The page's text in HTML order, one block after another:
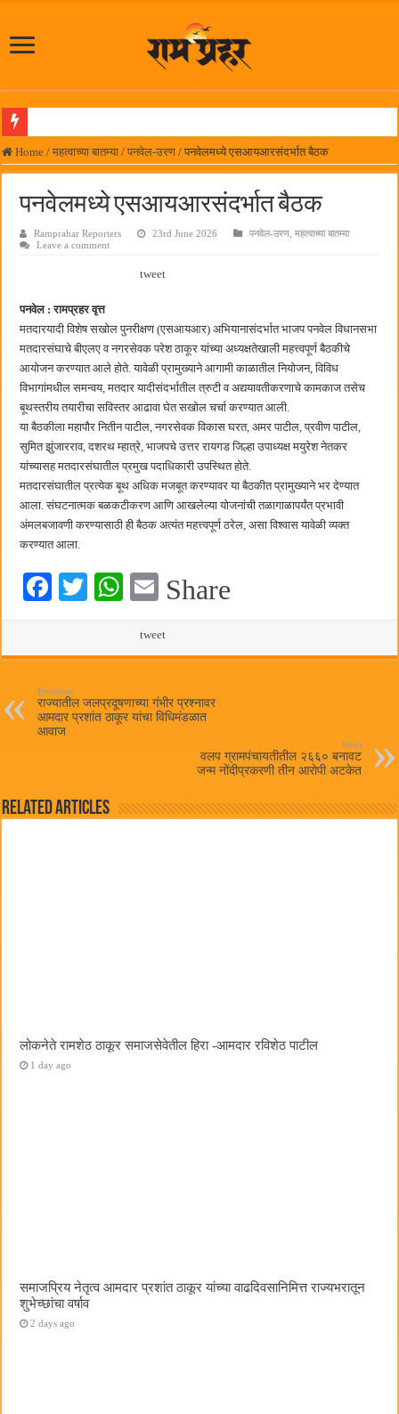
लोकनेते रामशेठ ठाकूर समाजसेवेतील हिरा -आमदार रविशेठ पाटील
पनवेलमध्ये ८ ऑगस्टला महारोजगार मेळावा
सर्वात मोठ्या दिवाळी अंक स्पर्धेचा निकाल जाहीर
हर घर तिरंगा अभियानासंदर्भात पनवेलमध्ये बैठक
कामोठे येथे समाजोपयोगी वस्तूंच्या वाटपाचा उपक्रम
छत्रपती शिवाजी महाराज महाराजस्व समाधान शिबिरास पनवेलमध्ये उत्स्फूर्त प्रतिसाद
बाल्मर लॉरी आणि शेल इंडियातील कंत्राटी कामगारांना भरघोस पगारवाढ
Home / महत्वाच्या बातम्या / पनवेल-उरण / पनवेलमध्ये एसआयआरसंदर्भात बैठक
पनवेलमध्ये एसआयआरसंदर्भात बैठक
Ramprahar Reporters 23rd June 2026 पनवेल-उरण ,महत्वाच्या बातम्या
Leave a comment
tweet
पनवेल : रामप्रहर वृत्त
मतदारयादी विशेष सखोल पुनरीक्षण (एसआयआर) अभियानासंदर्भात भाजप पनवेल विधानसभा
मतदारसंघाचे बीएलए व नगरसेवक परेश ठाकूर यांच्या अध्यक्षतेखाली महत्त्वपूर्ण बैठकीचे
आयोजन करण्यात आले होते. यावेळी प्रामुख्याने आगामी काळातील नियोजन, विविध
विभागांमधील समन्वय, मतदार यादीसंदर्भातील त्रुटी व अद्ययावतीकरणाचे कामकाज तसेच
बूथस्तरीय तयारीचा सविस्तर आढावा घेत सखोल चर्चा करण्यात आली.
या बैठकीला महापौर नितीन पाटील, नगरसेवक विकास घरत, अमर पाटील, प्रवीण पाटील,
सुमित झुंजारराव, दशरथ म्हात्रे, भाजपचे उत्तर रायगड जिल्हा उपाध्यक्ष मयुरेश नेतकर
यांच्यासह मतदारसंघातील प्रमुख पदाधिकारी उपस्थित होते.
मतदारसंघातील प्रत्येक बूथ अधिक मजबूत करण्यावर या बैठकीत प्रामुख्याने भर देण्यात
आला. संघटनात्मक बळकटीकरण आणि आखलेल्या योजनांची तळागाळापर्यंत प्रभावी
अंमलबजावणी करण्यासाठी ही बैठक अत्यंत महत्त्वपूर्ण ठरेल, असा विश्वास यावेळी व्यक्त
करण्यात आला.
Fa T
W
ts
pp
E
ail
Share
tweet
Previous
राज्यातील जलप्रदूषणाच्या गंभीर प्रश्नावर
आमदार प्रशांत ठाकूर यांचा विधिमंडळात
आवाज
Next
वलप ग्रामपंचायतीतील २६६० बनावट
जन्म नोंदीप्रकरणी तीन आरोपी अटकेत
Related Articles
लोकनेते रामशेठ ठाकूर समाजसेवेतील हिरा -आमदार रविशेठ पाटील
1 day ago
समाजप्रिय नेतृत्व आमदार प्रशांत ठाकूर यांच्या वाढदिवसानिमित्त राज्यभरातून
शुभेच्छांचा वर्षाव
2 days ago